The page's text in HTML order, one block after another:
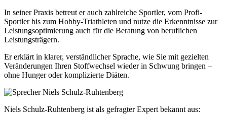
In seiner Praxis betreut er auch zahlreiche Sportler, vom Profi-
Sportler bis zum Hobby-Triathleten und nutze die Erkenntnisse zur
Leistungsoptimierung auch für die Beratung von beruflichen
Leistungsträgern.
Er erklärt in klarer, verständlicher Sprache, wie Sie mit gezielten
Veränderungen Ihren Stoffwechsel wieder in Schwung bringen –
ohne Hunger oder komplizierte Diäten.
Niels Schulz-Ruhtenberg ist als gefragter Expert bekannt aus: